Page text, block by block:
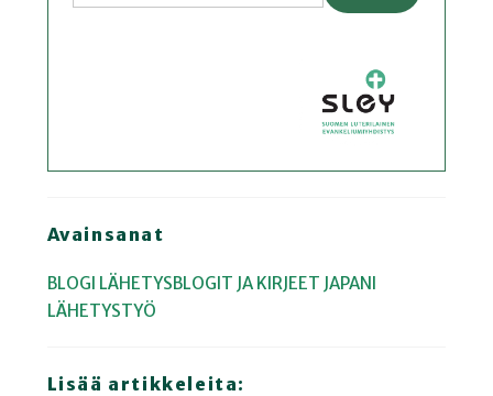
Avainsanat
BLOGI LÄHETYSBLOGIT JA KIRJEET JAPANI
LÄHETYSTYÖ
Lisää artikkeleita: